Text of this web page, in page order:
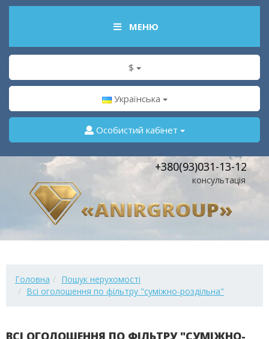
МЕНЮ
$
Українська
Особистий кабінет
+380(93)031-13-12
консультація
Головна
Пошук нерухомості
Всі оголошення по фільтру "суміжно-роздільна"
ВСІ ОГОЛОШЕННЯ ПО ФІЛЬТРУ "СУМІЖНО-